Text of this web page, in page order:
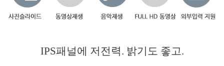
IPS패널에 저전력. 밝기도 좋고.